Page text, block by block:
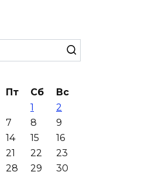
окажет
у которых
Пт Сб
Вс
1
2
7 8
9
14 15
16
21 22
23
28 29
30